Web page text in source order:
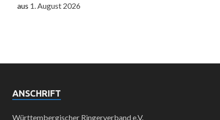
aus 1. August 2026
ANSCHRIFT
Württembergischer Ringerverband e.V.